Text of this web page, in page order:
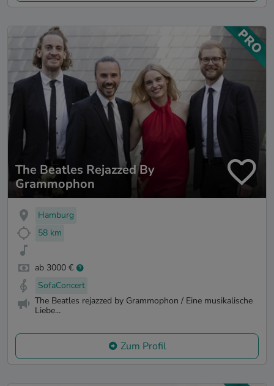
The Beatles Rejazzed By
Grammophon
Hamburg
58 km
ab 3000 €
SofaConcert
The Beatles rejazzed by Grammophon / Eine musikalische
Liebe...
Zum Profil